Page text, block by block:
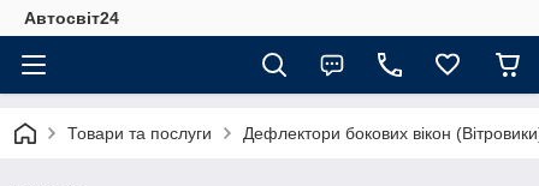
Автосвіт24
Товари та послуги Дефлектори бокових вікон